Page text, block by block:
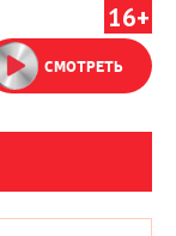
16+
СМОТРЕТЬ